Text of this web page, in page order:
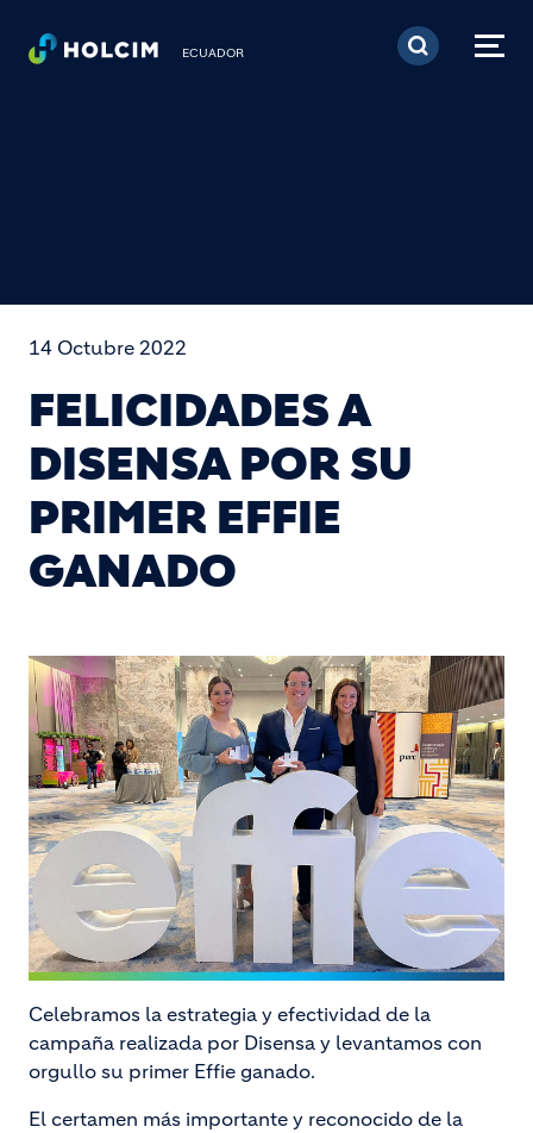
Pasar al contenido
ECUADOR
14 Octubre 2022
FELICIDADES A
DISENSA POR SU
PRIMER EFFIE
GANADO
Image
Celebramos la estrategia y efectividad de la
campaña realizada por Disensa y levantamos con
orgullo su primer Effie ganado.
El certamen más importante y reconocido de la